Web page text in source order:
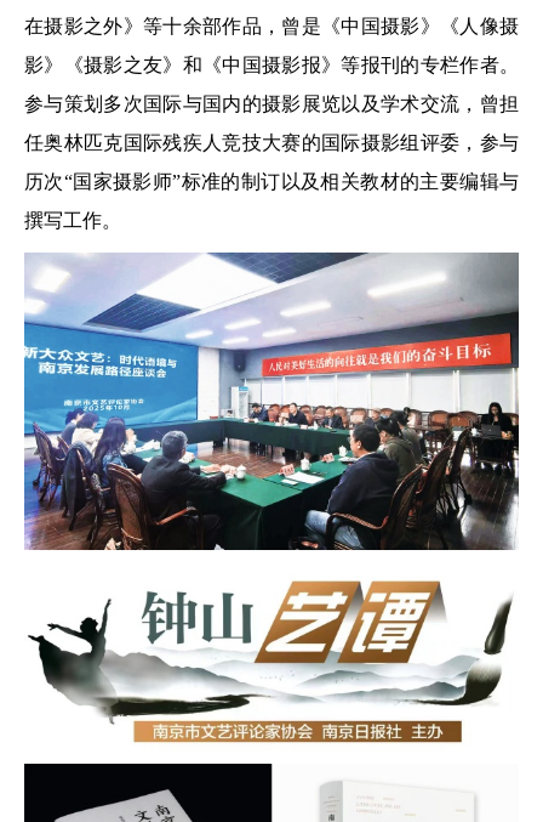
在摄影之外》等十余部作品，曾是《中国摄影》《人像摄
影》《摄影之友》和《中国摄影报》等报刊的专栏作者。
参与策划多次国际与国内的摄影展览以及学术交流，曾担
任奥林匹克国际残疾人竞技大赛的国际摄影组评委，参与
历次“国家摄影师”标准的制订以及相关教材的主要编辑与
撰写工作。